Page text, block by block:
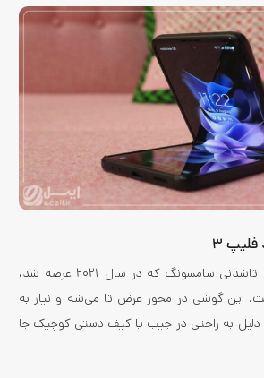
۳
یکی دیگه از گوشی‌های تاشدنی سامسونگ که در سال ۲۰۲۱ عرضه شد،
زد فلیپ ۳ هست. این گوشی در محور عرض تا می‌شه و نیاز به
دلیل به راحتی در جیب یا کیف دستی کوچیک جا